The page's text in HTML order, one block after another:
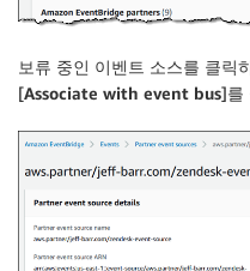
보류 중인 이벤트 소스를 클릭
[Associate with event bus]를